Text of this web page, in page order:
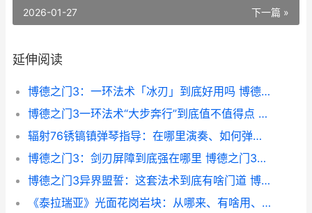
下一篇 »
2026-01-27
延伸阅读
博德之门3：一环法术「冰刃」到底好用吗 博德之门3一化众多法阵
博德之门3一环法术“大步奔行”到底值不值得点 博德之门3一环和二环法术区别
辐射76锈镐镇弹琴指导：在哪里演奏、如何弹、要注意啥 辐射76 生锈的钥匙
博德之门3：剑刃屏障到底强在哪里 博德之门3剑咏者
博德之门3异界盟誓：这套法术到底有啥门道 博德之门3异界誓缚能抓什么
《泰拉瑞亚》光面花岗岩块：从哪来、有啥用、值得刷吗 泰拉瑞亚光之女皇掉落物品一览